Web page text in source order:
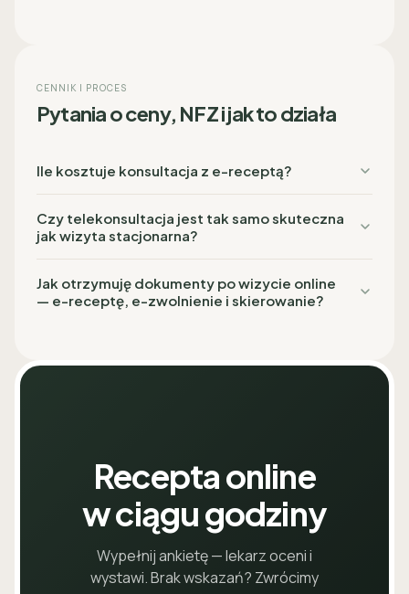
CENNIK I PROCES
Pytania o ceny, NFZ i jak to działa
Ile kosztuje konsultacja z e-receptą?
Czy telekonsultacja jest tak samo skuteczna
jak wizyta stacjonarna?
Jak otrzymuję dokumenty po wizycie online
— e-receptę, e-zwolnienie i skierowanie?
Recepta online
w ciągu godziny
Wypełnij ankietę — lekarz oceni i
wystawi. Brak wskazań? Zwrócimy